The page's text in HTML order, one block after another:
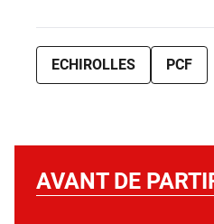
ECHIROLLES PCF
AVANT DE